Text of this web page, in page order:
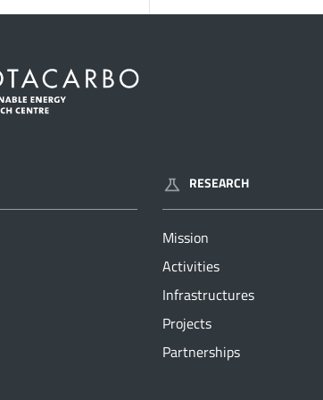
RESEARCH
Mission
Activities
Infrastructures
Projects
Partnerships